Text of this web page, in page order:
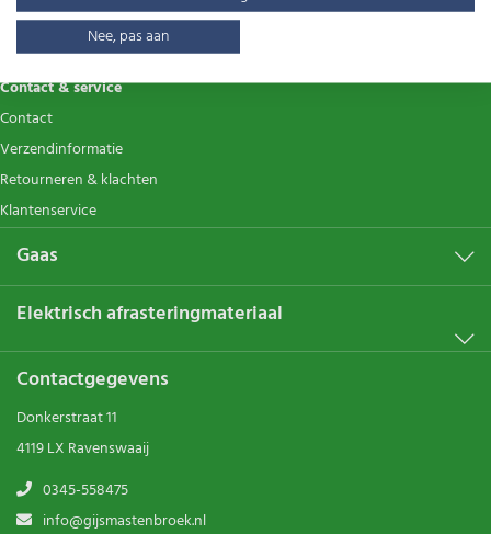
Contact & service
Contact
Verzendinformatie
Retourneren & klachten
Klantenservice
Gaas
Elektrisch afrasteringmateriaal
Contactgegevens
Donkerstraat 11
4119 LX Ravenswaaij
0345-558475
info@gijsmastenbroek.nl
Nee, pas aan